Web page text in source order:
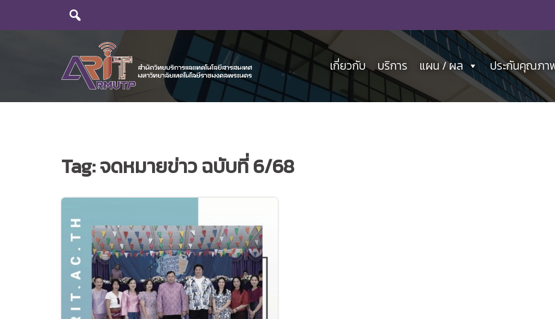
เกี่ยวกับ บริการ แผน / ผล ประกันคุณภา
Tag:จดหมายข่าว ฉบับที่ 6/68